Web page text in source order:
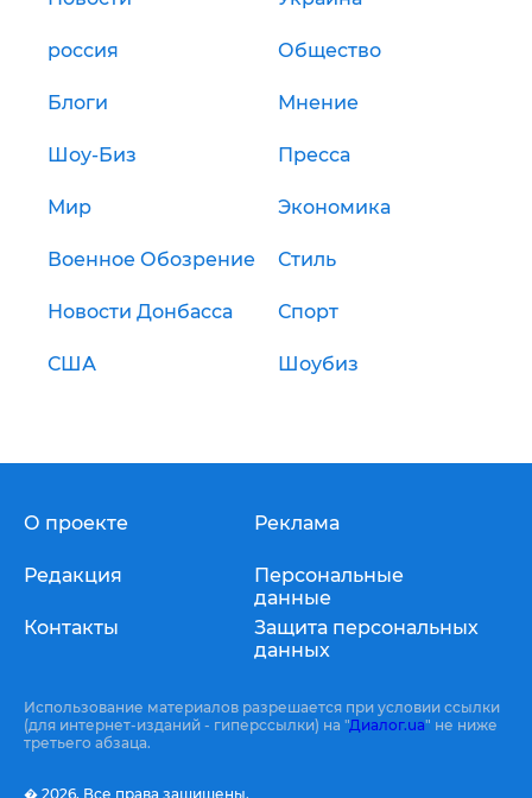
россия Общество
Блоги Мнение
Шоу-Биз Пресса
Мир Экономика
Военное Обозрение Стиль
Новости Донбасса Спорт
США Шоубиз
О проекте
Редакция
Контакты
Реклама
Персональные
данные
Защита персональных
данных
Использование материалов разрешается при условии ссылки
(для интернет-изданий - гиперссылки) на "Диалог.ua" не ниже
третьего абзаца.
� 2026, Все права защищены.